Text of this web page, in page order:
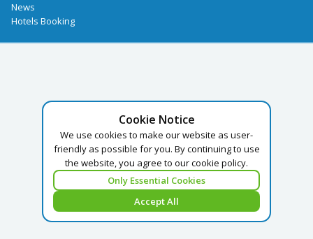
Cookie Notice
We use cookies to make our website as user-
friendly as possible for you. By continuing to use
the website, you agree to our cookie policy.
Only Essential Cookies
Accept All
News
Hotels Booking